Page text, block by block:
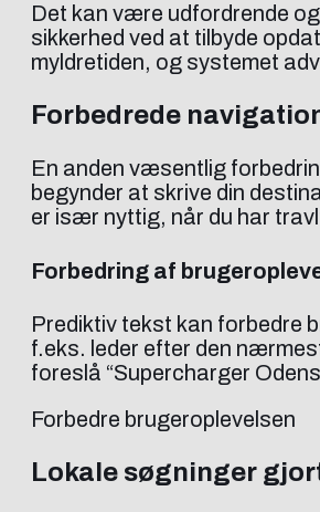
Det kan være udfordrende
sikkerhed ved at tilbyde
myldretiden, og systemet
Forbedrede
En anden væsentlig
begynder at skrive din
er især nyttig, når du har
Forbedring af
Prediktiv tekst kan forbedre
f.eks. leder efter den
foreslå “Supercharger
Forbedre brugeroplevelsen
Lokale søgninger